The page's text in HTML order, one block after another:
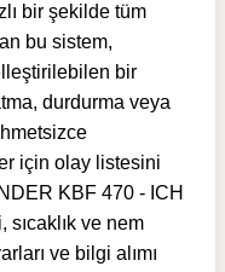
bir şekilde tüm
bu sistem,
bir
durdurma veya
için olay listesini
KBF 470 - ICH
sıcaklık ve nem
ve bilgi alımı